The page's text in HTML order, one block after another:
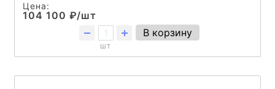
Цена:
104 100 ₽/шт
шт
В корзину